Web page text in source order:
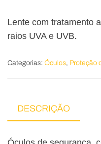
Lente com tratamento
raios UVA e UVB.
Categorias: Óculos, Proteção
DESCRIÇÃO